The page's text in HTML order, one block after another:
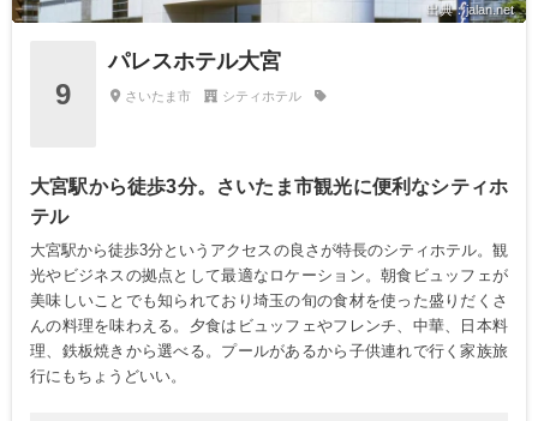
出典：jalan.net
9
パレスホテル大宮
さいたま市 シティホテル
大宮駅から徒歩3分。さいたま市観光に便利なシティホ
テル
大宮駅から徒歩3分というアクセスの良さが特長のシティホテル。観
光やビジネスの拠点として最適なロケーション。朝食ビュッフェが
美味しいことでも知られており埼玉の旬の食材を使った盛りだくさ
んの料理を味わえる。夕食はビュッフェやフレンチ、中華、日本料
理、鉄板焼きから選べる。プールがあるから子供連れで行く家族旅
行にもちょうどいい。